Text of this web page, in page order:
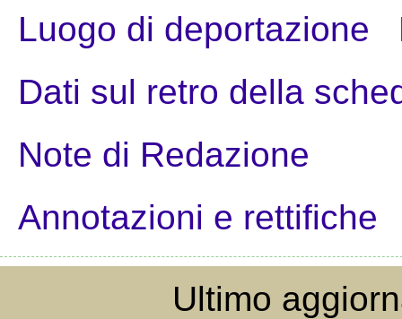
Luogo di deportazione
Dati sul retro della
Note di Redazione
Annotazioni e rettifiche
Ultimo